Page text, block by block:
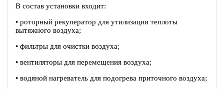
В состав установки входит:
• роторный рекуператор для утилизации теплоты
вытяжного воздуха;
• фильтры для очистки воздуха;
• вентиляторы для перемещения воздуха;
• водяной нагреватель для подогрева приточного воздуха;